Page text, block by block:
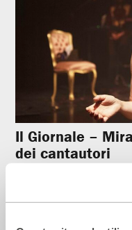
Il Giornale –
dei cantautori